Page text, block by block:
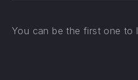
You can be the first one to